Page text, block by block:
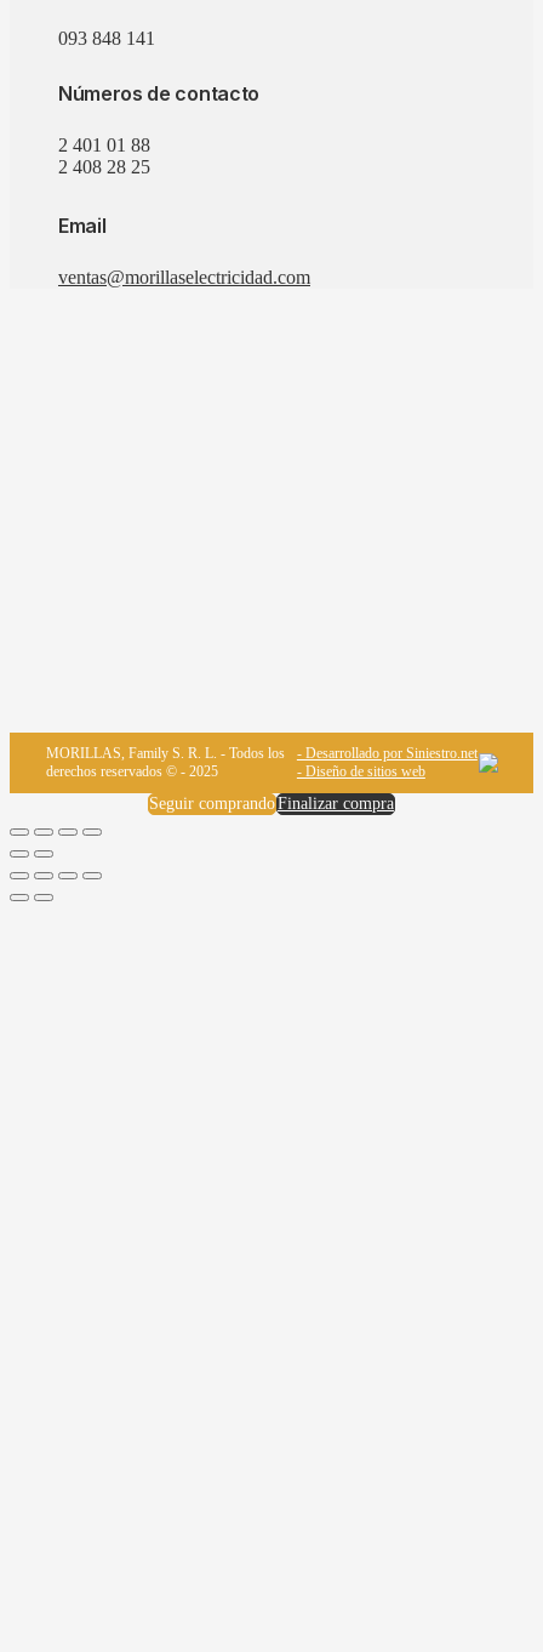
093 848 141
Números de contacto
2 401 01 88
2 408 28 25
Email
ventas@morillaselectricidad.com
MORILLAS, Family S. R. L. - Todos los
derechos reservados © - 2025
- Desarrollado por Siniestro.net
- Diseño de sitios web
Finalizar compra
Seguir comprando